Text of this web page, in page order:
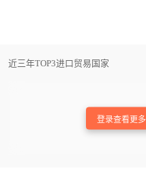
近三年TOP3进口贸易国家
登录查看更多